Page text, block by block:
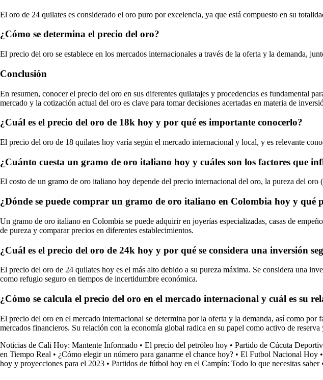
El oro de 24 quilates es considerado el oro puro por excelencia, ya que está compuesto en su
¿Cómo se determina el precio del oro?
El precio del oro se establece en los mercados internacionales a través de la oferta y la demanda,
Conclusión
En resumen, conocer el precio del oro en sus diferentes quilatajes y procedencias es fundamental
mercado y la cotización actual del oro es clave para tomar decisiones acertadas en materia de
¿Cuál es el precio del oro de 18k hoy y por qué es importante conocerlo?
El precio del oro de 18 quilates hoy varía según el mercado internacional y local, y es relevante
¿Cuánto cuesta un gramo de oro italiano hoy y cuáles son los factores que
El costo de un gramo de oro italiano hoy depende del precio internacional del oro, la pureza del
¿Dónde se puede comprar un gramo de oro italiano en Colombia hoy y qué
Un gramo de oro italiano en Colombia se puede adquirir en joyerías especializadas, casas de
de pureza y comparar precios en diferentes establecimientos.
¿Cuál es el precio del oro de 24k hoy y por qué se considera una inversión
El precio del oro de 24 quilates hoy es el más alto debido a su pureza máxima. Se considera una
como refugio seguro en tiempos de incertidumbre económica.
¿Cómo se calcula el precio del oro en el mercado internacional y cuál es su
El precio del oro en el mercado internacional se determina por la oferta y la demanda, así como
mercados financieros. Su relación con la economía global radica en su papel como activo de
Noticias de Cali Hoy: Mantente Informado • El precio del petróleo hoy • Partido de Cúcuta
en Tiempo Real • ¿Cómo elegir un número para ganarme el chance hoy? • El Futbol Nacional Hoy •
hoy y proyecciones para el 2023 • Partidos de fútbol hoy en el Campín: Todo lo que necesitas saber